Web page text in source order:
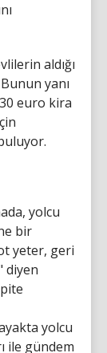
aldığı
yanı
euro kira
yolcu
bir
yeter, geri
diyen
yolcu
ile gündem